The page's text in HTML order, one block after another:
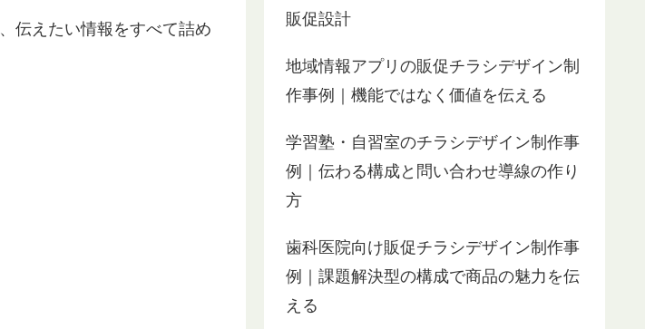
伝えたい情報をすべて詰め
販促設計
地域情報アプリの販促チラシデザイン制
作事例｜機能ではなく価値を伝える
学習塾・自習室のチラシデザイン制作事
例｜伝わる構成と問い合わせ導線の作り
方
歯科医院向け販促チラシデザイン制作事
例｜課題解決型の構成で商品の魅力を伝
える